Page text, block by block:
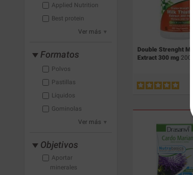
Applied Nutrition
Best protein
Ver más
Formatos
Polvos
Pastillas
Líquidos
Gominolas
Ver más
Objetivos
Aportar
minerales
Double Strenght
Extract 300 mg 200